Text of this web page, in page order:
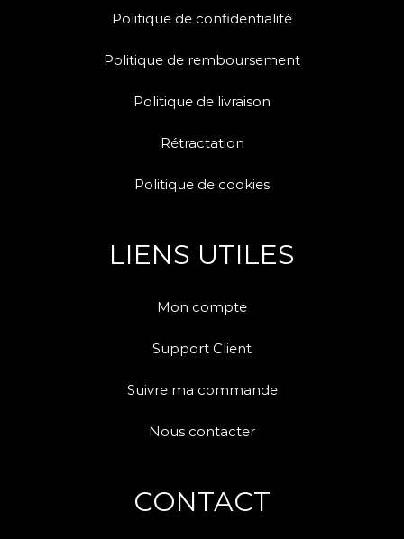
Politique de confidentialité
Politique de remboursement
Politique de livraison
Rétractation
Politique de cookies
LIENS UTILES
Mon compte
Support Client
Suivre ma commande
Nous contacter
CONTACT